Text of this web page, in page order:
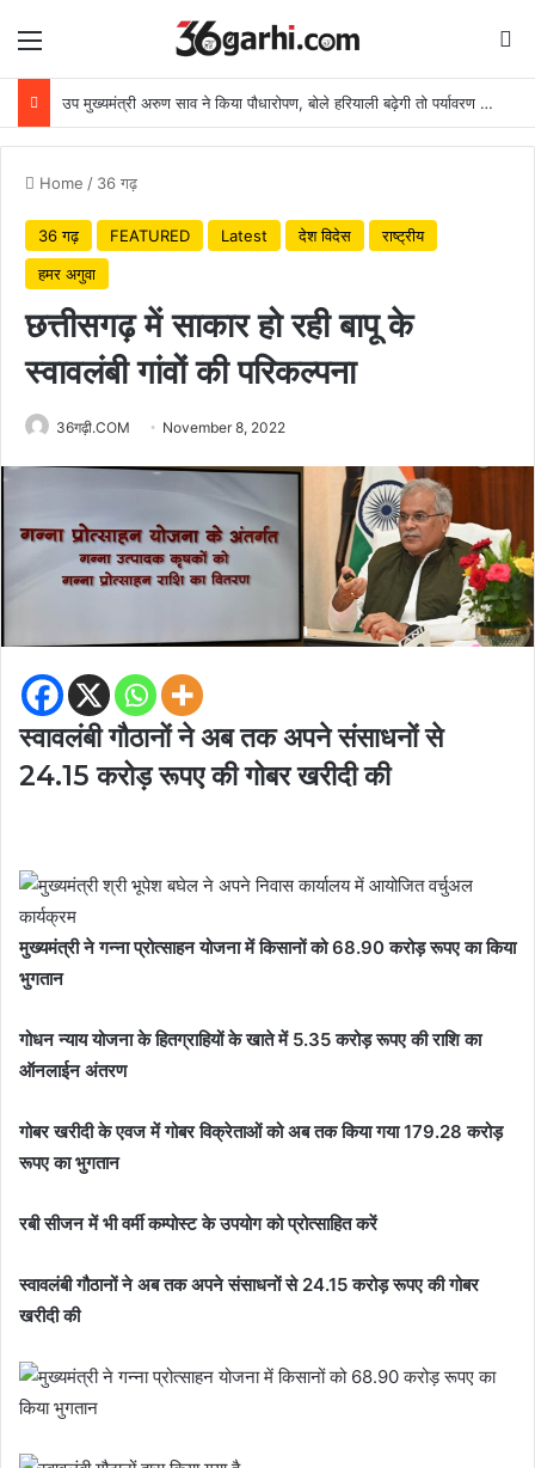
Menu
उप मुख्यमंत्री अरुण साव ने किया पौधारोपण, बोले हरियाली बढ़ेगी तो पर्यावरण भी स्वस्थ और सुंदर बनेगा
Home / 36 गढ़
36 गढ़ FEATURED Latest देश विदेस
राष्ट्रीय
हमर अगुवा
छत्तीसगढ़ में साकार हो रही बापू के
स्वावलंबी गांवों की परिकल्पना
36गढ़ी.COM November 8, 2022
स्वावलंबी गौठानों ने अब तक अपने संसाधनों से
24.15 करोड़ रूपए की गोबर खरीदी की
मुख्यमंत्री ने गन्ना प्रोत्साहन योजना में किसानों को 68.90 करोड़ रूपए का किया
भुगतान
गोधन न्याय योजना के हितग्राहियों के खाते में 5.35 करोड़ रूपए की राशि का
ऑनलाईन अंतरण
गोबर खरीदी के एवज में गोबर विक्रेताओं को अब तक किया गया 179.28 करोड़
रूपए का भुगतान
रबी सीजन में भी वर्मी कम्पोस्ट के उपयोग को प्रोत्साहित करें
स्वावलंबी गौठानों ने अब तक अपने संसाधनों से 24.15 करोड़ रूपए की गोबर
खरीदी की